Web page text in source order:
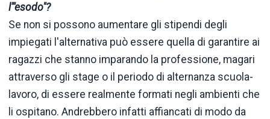
l'"esodo"?
Se non si possono aumentare gli stipendi degli
impiegati l'alternativa può essere quella di garantire ai
ragazzi che stanno imparando la professione, magari
attraverso gli stage o il periodo di alternanza scuola-
lavoro, di essere realmente formati negli ambienti che
li ospitano. Andrebbero infatti affiancati di modo da